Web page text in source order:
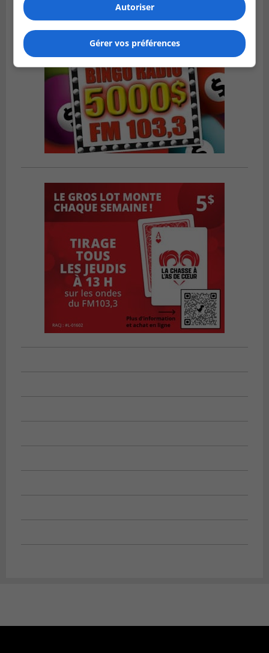
Autoriser
Gérer vos préférences